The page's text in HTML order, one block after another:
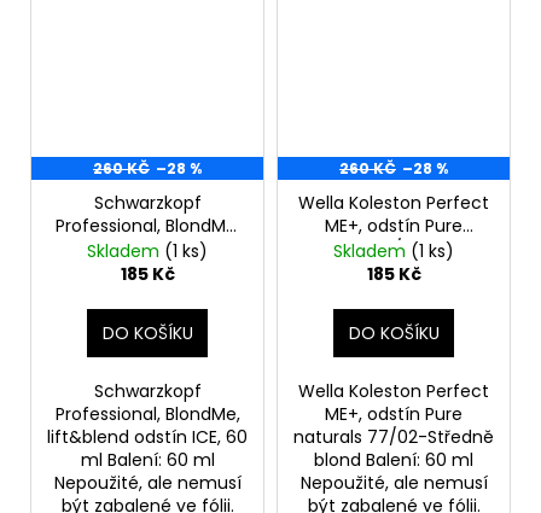
260 KČ –28 %
Schwarzkopf
Professional, BlondMe,
lift&blend odstín ICE,
60 ml
Skladem (1 ks)
185 Kč
DO KOŠÍKU
Schwarzkopf
Professional, BlondMe,
lift&blend odstín ICE, 60
ml Balení: 60 ml
Nepoužité, ale nemusí
být zabalené ve fólii.
260 KČ –28 %
Wella Koleston Perfect
ME+, odstín Pure
naturals 77/02, 60 ml-
Středně blond
Skladem (1 ks)
185 Kč
DO KOŠÍKU
Wella Koleston Perfect
ME+, odstín Pure
naturals 77/02-Středně
blond Balení: 60 ml
Nepoužité, ale nemusí
být zabalené ve fólii.